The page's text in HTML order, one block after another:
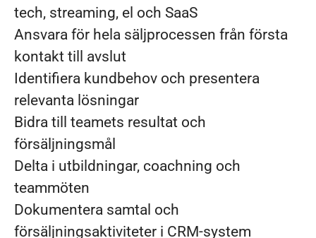
tech, streaming, el och SaaS
Ansvara för hela säljprocessen från första
kontakt till avslut
Identifiera kundbehov och presentera
relevanta lösningar
Bidra till teamets resultat och
försäljningsmål
Delta i utbildningar, coachning och
teammöten
Dokumentera samtal och
försäljningsaktiviteter i CRM-system